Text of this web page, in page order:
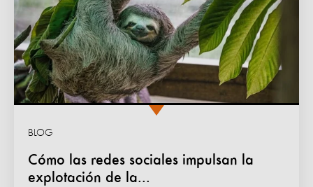
Cómo las redes sociales impulsan la
explotación de la...
BLOG